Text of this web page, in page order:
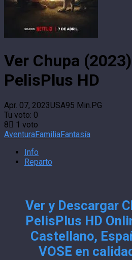
Ver Chupa
PelisPlus HD
Apr. 07, 2023USA95 Min.PG
Tu voto: 0
8
1 voto
AventuraFamiliaFantasía
Info
Reparto
Ver y Descargar
PelisPlus HD
Castellano,
VOSE en